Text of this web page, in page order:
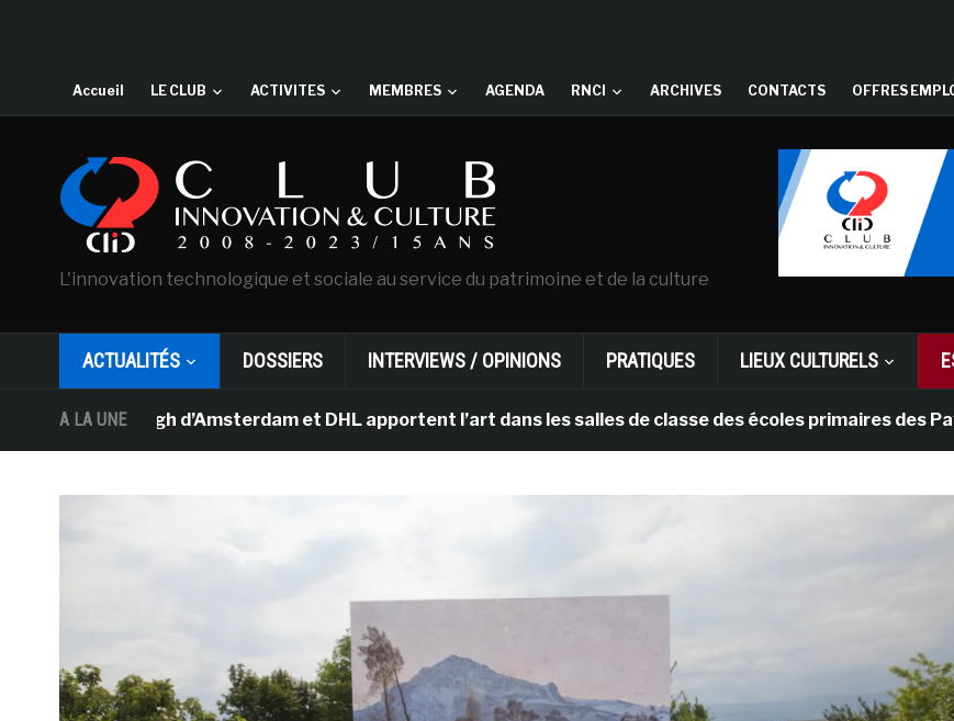
Accueil LE CLUB ACTIVITES MEMBRES AGENDA RNCI ARCHIVES CONTACTS OFFRES
L'innovation technologique et sociale au service du patrimoine et de la culture
ACTUALITÉS DOSSIERS INTERVIEWS / OPINIONS PRATIQUES LIEUX CULTURELS
A LA UNE
Van Gogh d’Amsterdam et DHL apportent l’art dans les salles de classe des écoles primaires des Pays-bas